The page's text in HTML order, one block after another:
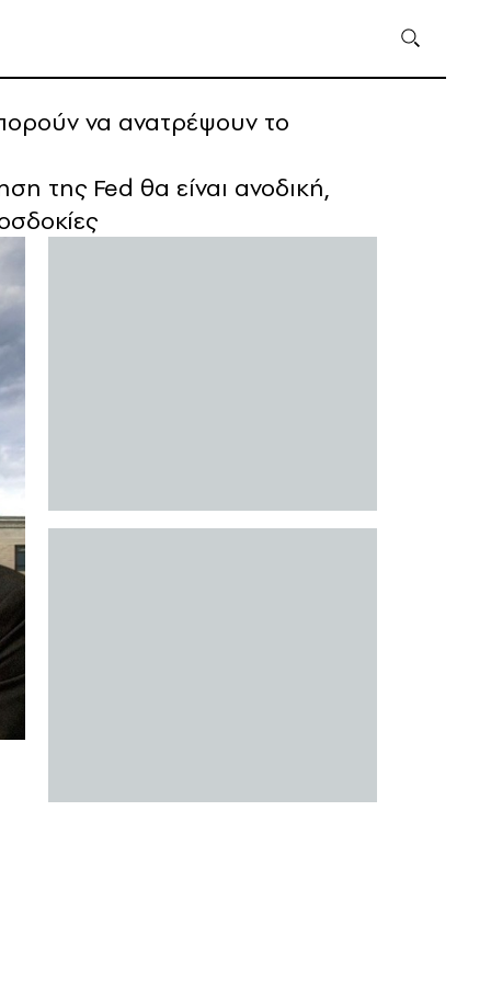
να ανατρέψουν το
της Fed θα είναι ανοδική,